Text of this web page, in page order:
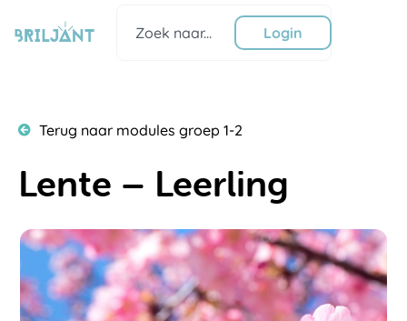
naar
de
Login
Terug naar modules groep 1-2
Lente – Leerling